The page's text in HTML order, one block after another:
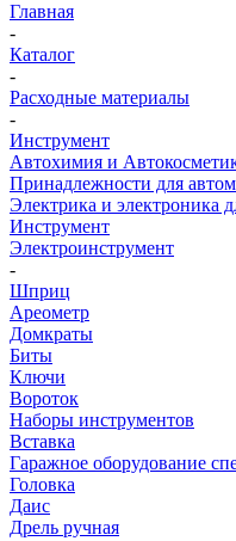
Главная
-
Каталог
-
Расходные материалы
-
Инструмент
Автохимия и
Принадлежности для
Электрика и электроника
Инструмент
Электроинструмент
-
Шприц
Ареометр
Домкраты
Биты
Ключи
Вороток
Наборы инструментов
Вставка
Гаражное оборудование
Головка
Даис
Дрель ручная